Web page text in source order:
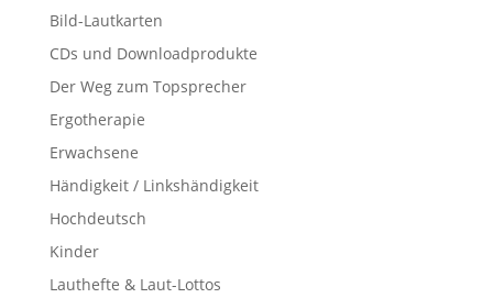
Bild-Lautkarten
CDs und Downloadprodukte
Der Weg zum Topsprecher
Ergotherapie
Erwachsene
Händigkeit / Linkshändigkeit
Hochdeutsch
Kinder
Lauthefte & Laut-Lottos